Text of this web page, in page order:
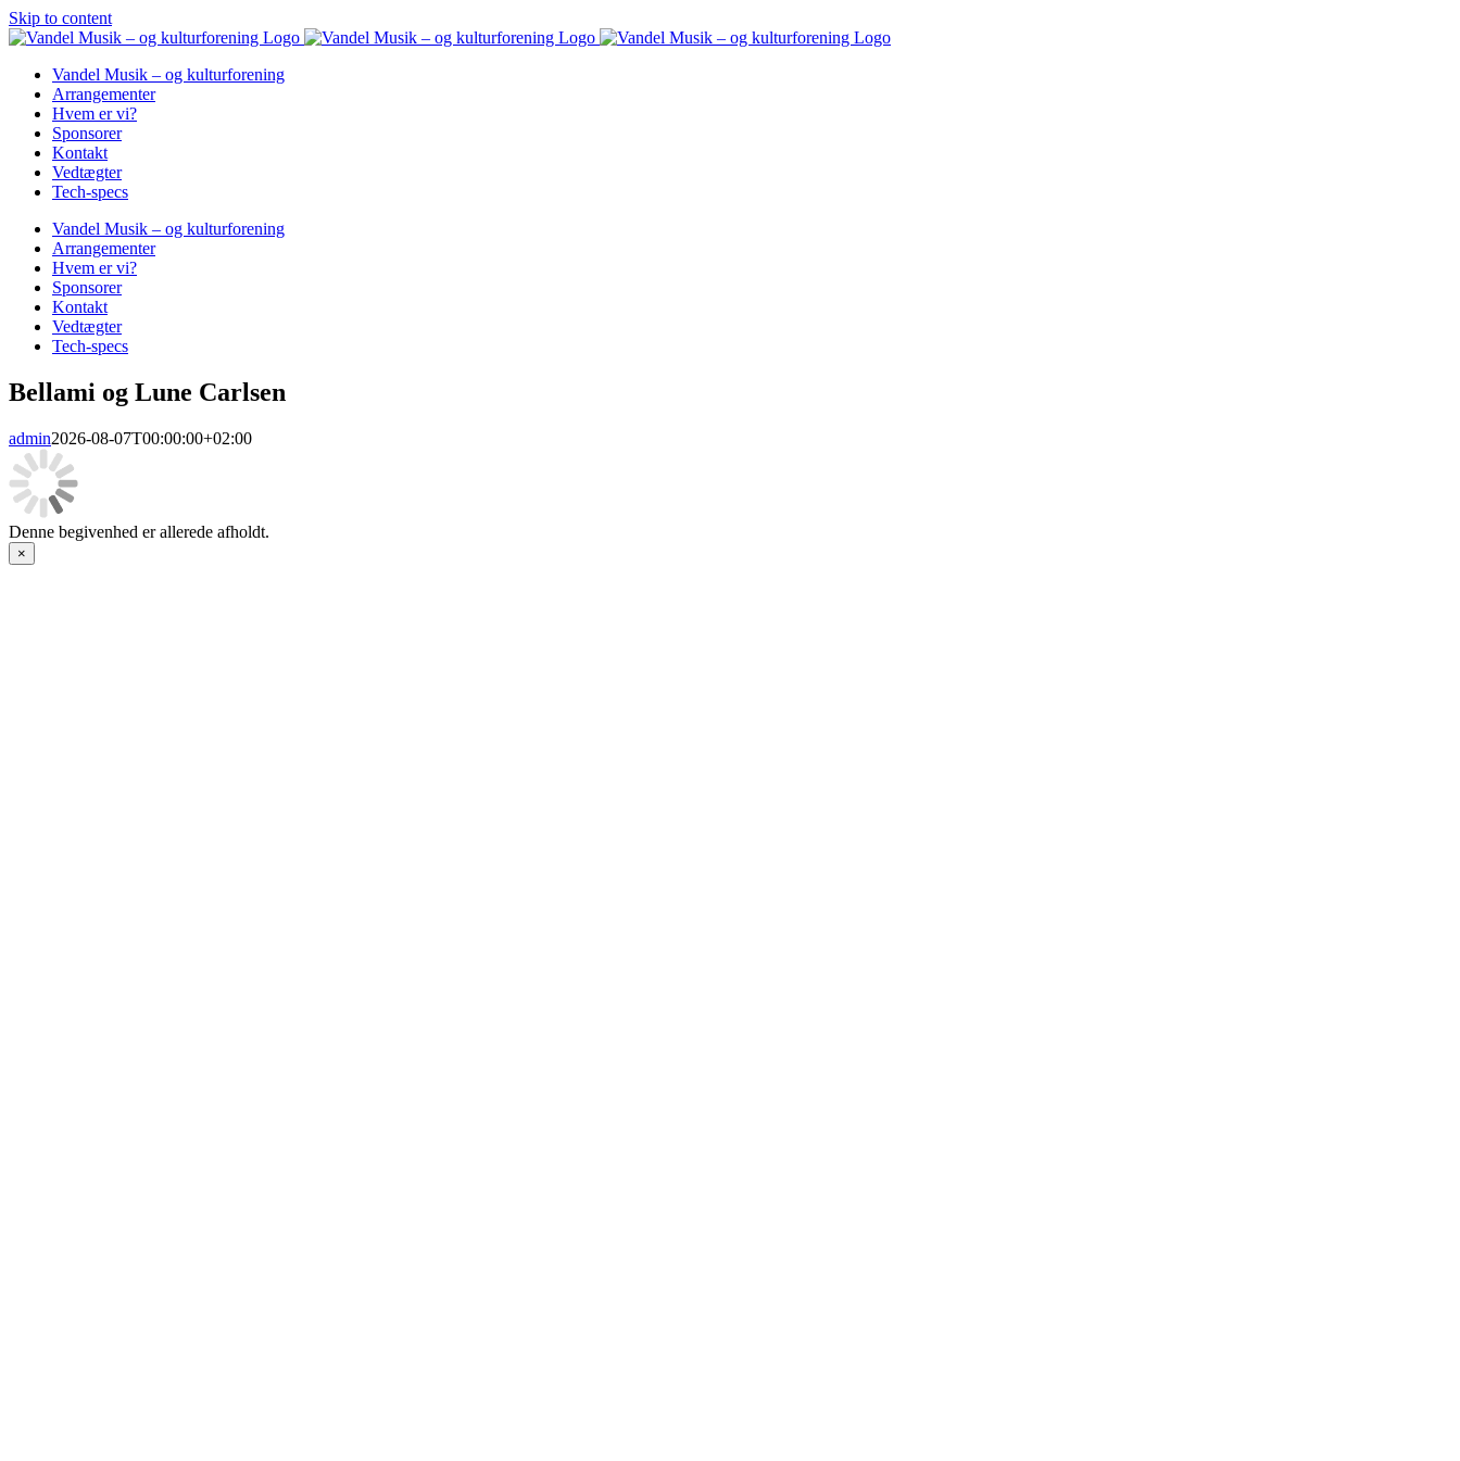
Skip to content
Vandel Musik – og kulturforening
Arrangementer
Hvem er vi?
Sponsorer
Kontakt
Vedtægter
Tech-specs
Vandel Musik – og kulturforening
Arrangementer
Hvem er vi?
Sponsorer
Kontakt
Vedtægter
Tech-specs
Bellami og Lune Carlsen
admin2026-08-07T00:00:00+02:00
Denne begivenhed er allerede afholdt.
×